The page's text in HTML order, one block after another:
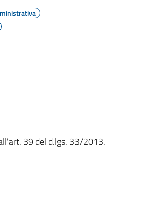
39 del d.lgs. 33/2013.